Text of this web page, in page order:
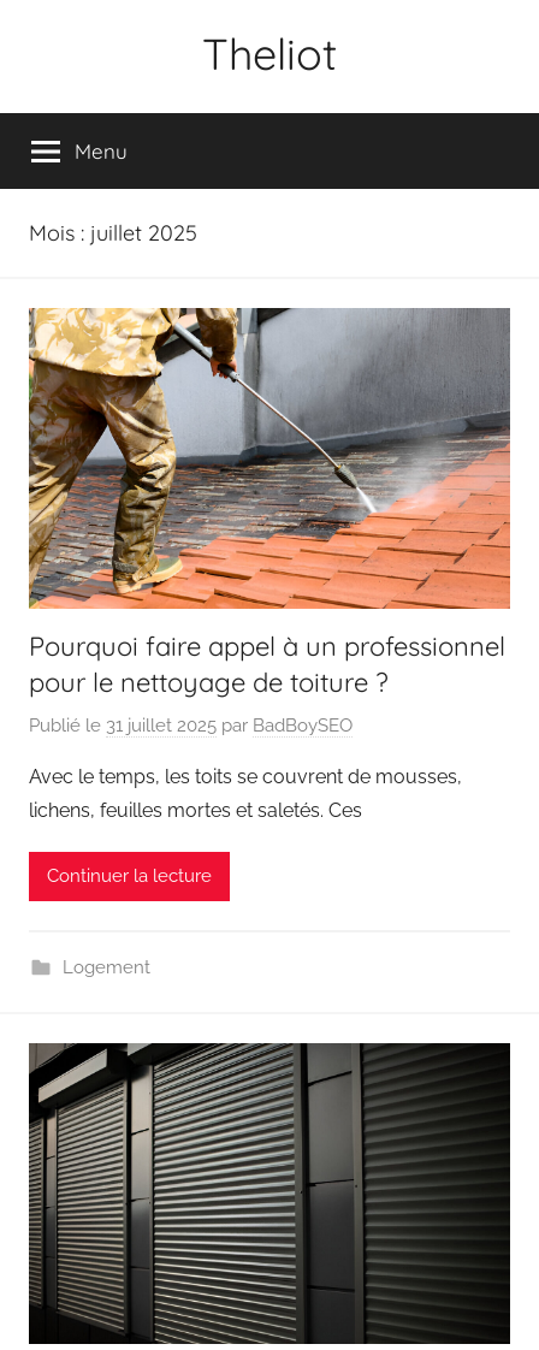
Theliot
Menu
Mois : juillet 2025
Pourquoi faire appel à un professionnel
pour le nettoyage de toiture ?
Publié le 31 juillet 2025 par BadBoySEO
Avec le temps, les toits se couvrent de mousses,
lichens, feuilles mortes et saletés. Ces
Continuer la lecture
Logement